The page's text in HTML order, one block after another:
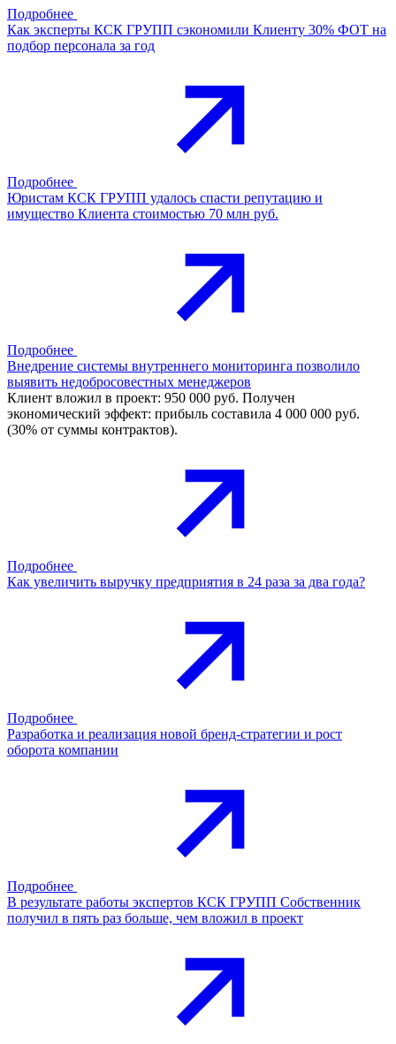
Подробнее
Как эксперты КСК ГРУПП сэкономили Клиенту 30% ФОТ на
подбор персонала за год
Подробнее
Юристам КСК ГРУПП удалось спасти репутацию и
имущество Клиента стоимостью 70 млн руб.
Подробнее
Внедрение системы внутреннего мониторинга позволило
выявить недобросовестных менеджеров
Клиент вложил в проект: 950 000 руб. Получен
экономический эффект: прибыль составила 4 000 000 руб.
(30% от суммы контрактов).
Подробнее
Как увеличить выручку предприятия в 24 раза за два года?
Подробнее
Разработка и реализация новой бренд-стратегии и рост
оборота компании
Подробнее
В результате работы экспертов КСК ГРУПП Собственник
получил в пять раз больше, чем вложил в проект